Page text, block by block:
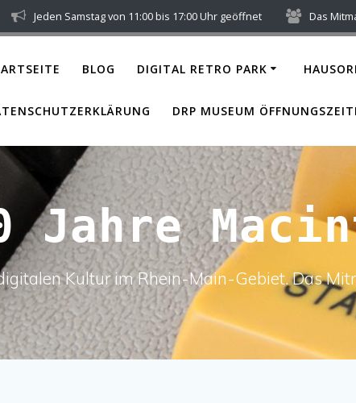
Jeden Samstag von 11:00 bis 17:00 Uhr geöffnet Das
BLOG DIGITAL RETRO PARK
DRP MUSEUM
Jahre
Kultur im Rhein-Main-Gebiet. Das